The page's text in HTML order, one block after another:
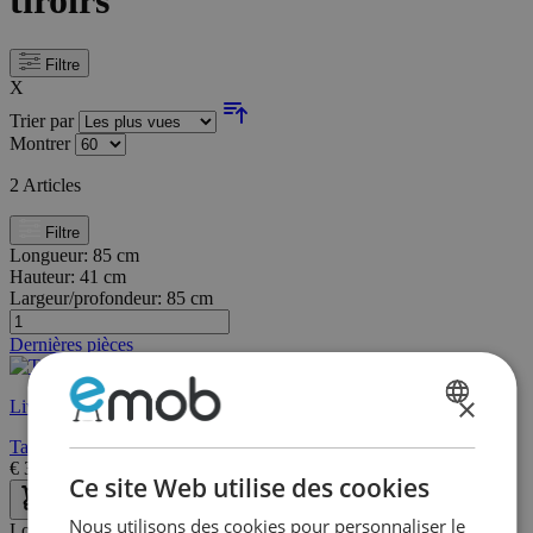
Filtre
X
Trier par
Montrer
2 Articles
Filtre
Longueur: 85 cm
Hauteur: 41 cm
Largeur/profondeur: 85 cm
Dernières pièces
Livraison rapide
Table basse Frame - chêne foncé
€ 379,00
×
Ce site Web utilise des cookies
Nous utilisons des cookies pour personnaliser le